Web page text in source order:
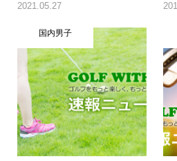
2021.05.27
国内男子